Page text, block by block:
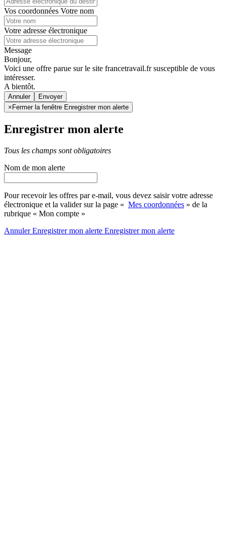
Vos coordonnées Votre nom
Votre adresse électronique
Message
Bonjour,
Voici une offre parue sur le site francetravail.fr susceptible de vous
intéresser.
A bientôt.
Annuler
× Fermer la fenêtre Enregistrer mon alerte
Enregistrer mon alerte
Tous les champs sont obligatoires
Nom de mon alerte
Pour recevoir les offres par e-mail, vous devez saisir votre adresse
électronique et la valider sur la page « Mes coordonnées » de la
rubrique « Mon compte »
AnnulerEnregistrer mon alerte Enregistrermon alerte